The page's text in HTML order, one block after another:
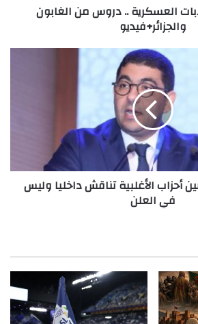
العسكرية .. دروس من الغابون
والجزائر+فيديو
أحزاب الأغلبية تناقش داخليا وليس
في العلن